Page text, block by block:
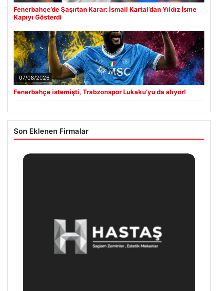
Fenerbahçe’de Şaşırtan Karar: İsmail Kartal’dan Yıldız İsme
Kapıyı Gösterdi
07/08/2026
Fenerbahçe istemişti, Trabzonspor Lukaku’yu da alıyor!
Son Eklenen Firmalar